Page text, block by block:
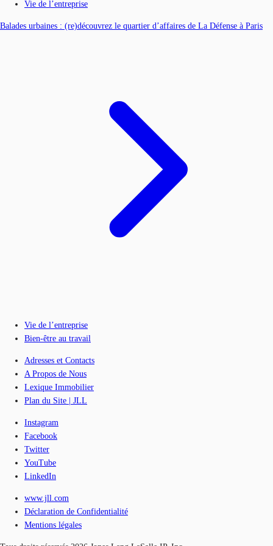
Vie de l’entreprise
Balades urbaines : (re)découvrez le quartier d’affaires de La Défense à Paris
Vie de l’entreprise
Bien-être au travail
Adresses et Contacts
A Propos de Nous
Lexique Immobilier
Plan du Site | JLL
Instagram
Facebook
Twitter
YouTube
LinkedIn
www.jll.com
Déclaration de Confidentialité
Mentions légales